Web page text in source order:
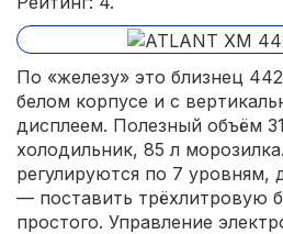
По «железу» это близнец
белом корпусе и с
дисплеем. Полезный объём
холодильник, 85 л
регулируются по 7 уровням,
— поставить трёхлитровую
простого. Управление